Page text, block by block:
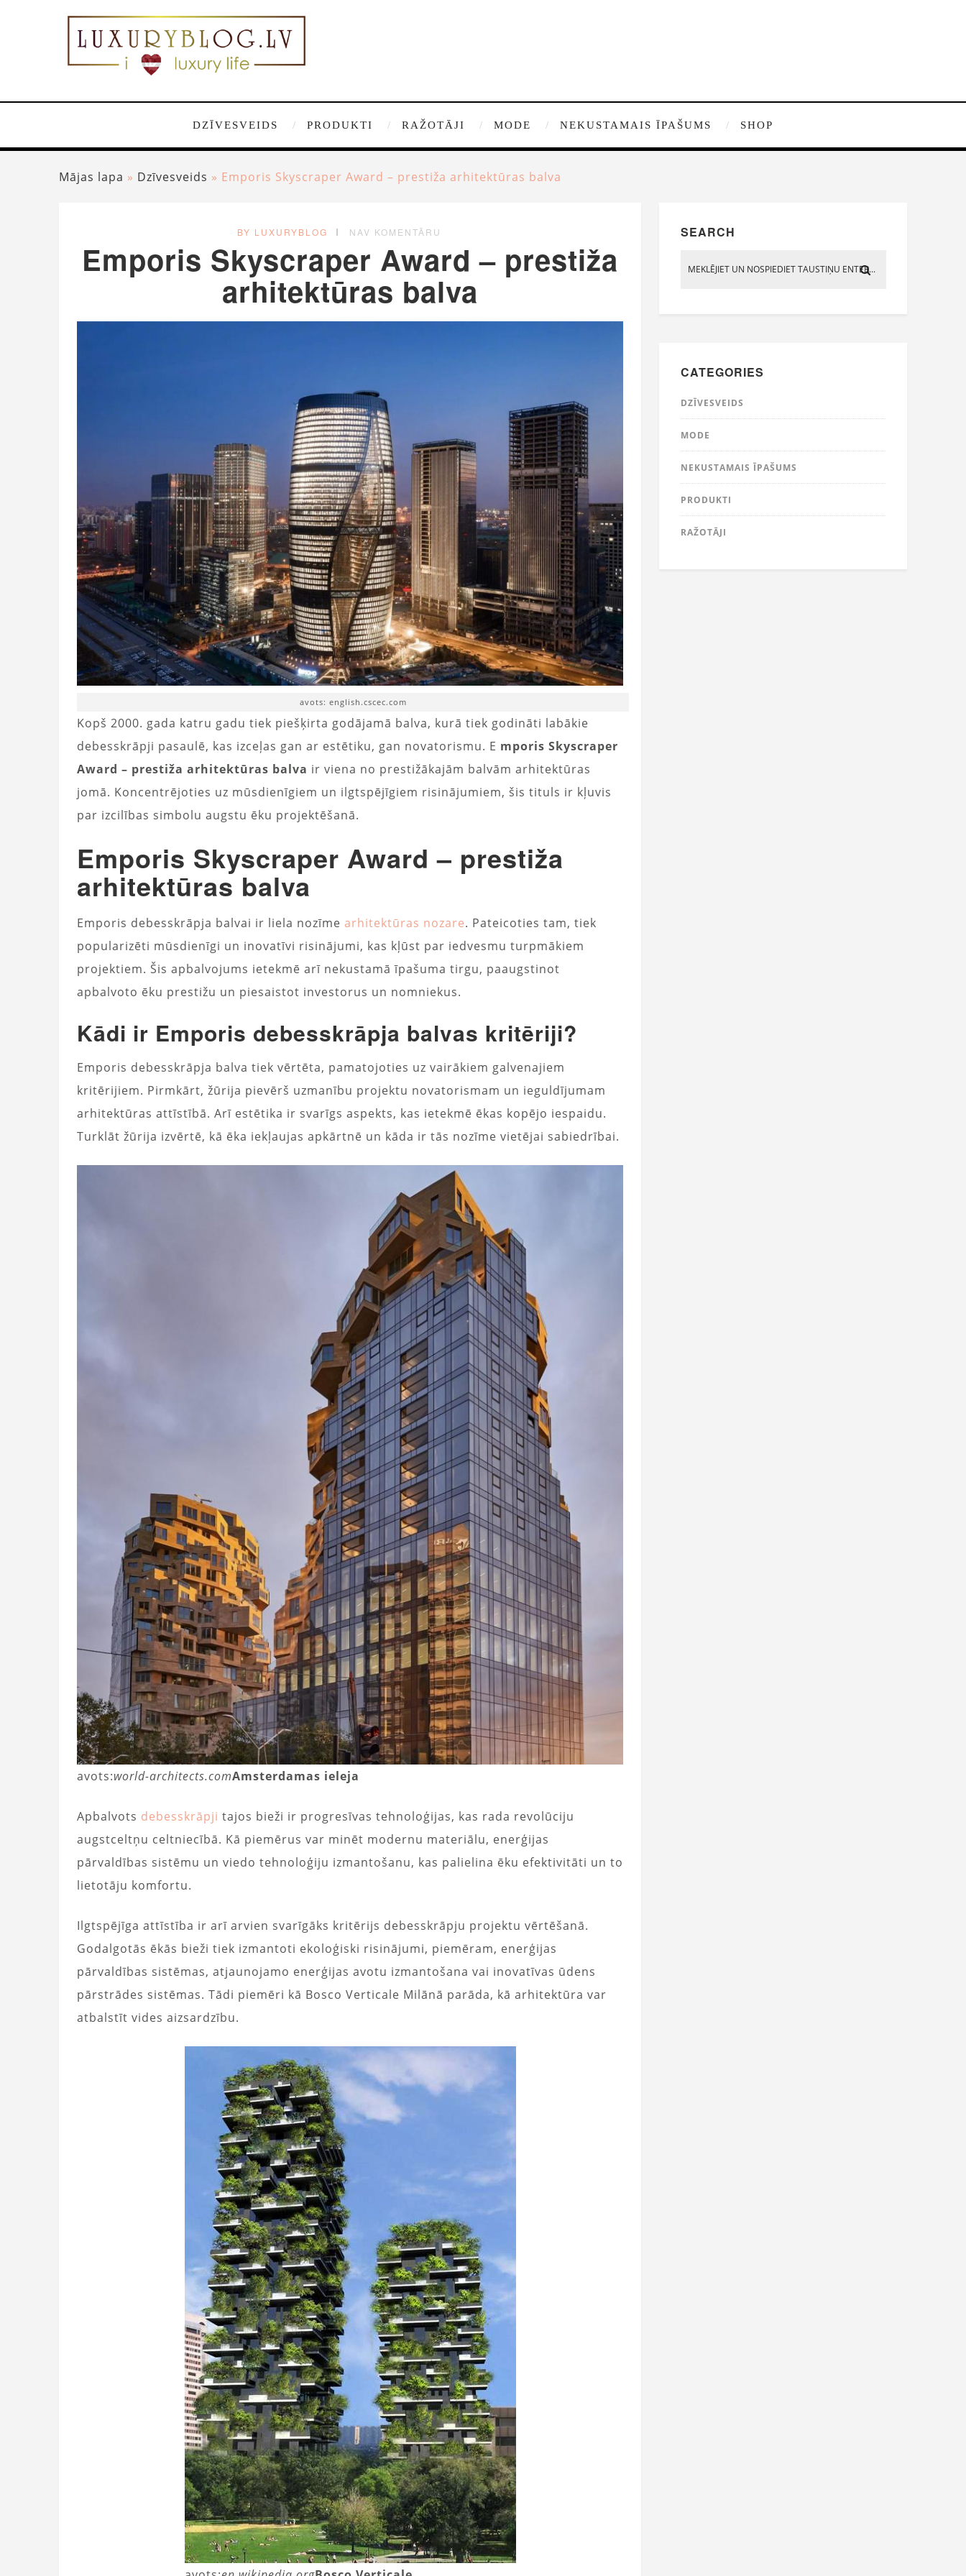
DZĪVESVEIDS PRODUKTI RAŽOTĀJI MODE NEKUSTAMAIS ĪPAŠUMS SHOP
Mājas lapa » Dzīvesveids » Emporis Skyscraper Award – prestiža arhitektūras balva
BY LUXURYBLOG NAV KOMENTĀRU
Emporis Skyscraper Award – prestiža
arhitektūras balva
avots: english.cscec.com
Kopš 2000. gada katru gadu tiek piešķirta godājamā balva, kurā tiek godināti labākie
debesskrāpji pasaulē, kas izceļas gan ar estētiku, gan novatorismu. E mporis Skyscraper
Award – prestiža arhitektūras balva ir viena no prestižākajām balvām arhitektūras
jomā. Koncentrējoties uz mūsdienīgiem un ilgtspējīgiem risinājumiem, šis tituls ir kļuvis
par izcilības simbolu augstu ēku projektēšanā.
Emporis Skyscraper Award – prestiža
arhitektūras balva
Emporis debesskrāpja balvai ir liela nozīme arhitektūras nozare. Pateicoties tam, tiek
popularizēti mūsdienīgi un inovatīvi risinājumi, kas kļūst par iedvesmu turpmākiem
projektiem. Šis apbalvojums ietekmē arī nekustamā īpašuma tirgu, paaugstinot
apbalvoto ēku prestižu un piesaistot investorus un nomniekus.
Kādi ir Emporis debesskrāpja balvas kritēriji?
Emporis debesskrāpja balva tiek vērtēta, pamatojoties uz vairākiem galvenajiem
kritērijiem. Pirmkārt, žūrija pievērš uzmanību projektu novatorismam un ieguldījumam
arhitektūras attīstībā. Arī estētika ir svarīgs aspekts, kas ietekmē ēkas kopējo iespaidu.
Turklāt žūrija izvērtē, kā ēka iekļaujas apkārtnē un kāda ir tās nozīme vietējai sabiedrībai.
avots:world-architects.comAmsterdamas ieleja
Apbalvots debesskrāpji tajos bieži ir progresīvas tehnoloģijas, kas rada revolūciju
augstceltņu celtniecībā. Kā piemērus var minēt modernu materiālu, enerģijas
pārvaldības sistēmu un viedo tehnoloģiju izmantošanu, kas palielina ēku efektivitāti un to
lietotāju komfortu.
Ilgtspējīga attīstība ir arī arvien svarīgāks kritērijs debesskrāpju projektu vērtēšanā.
Godalgotās ēkās bieži tiek izmantoti ekoloģiski risinājumi, piemēram, enerģijas
pārvaldības sistēmas, atjaunojamo enerģijas avotu izmantošana vai inovatīvas ūdens
pārstrādes sistēmas. Tādi piemēri kā Bosco Verticale Milānā parāda, kā arhitektūra var
atbalstīt vides aizsardzību.
SEARCH
CATEGORIES
DZĪVESVEIDS
MODE
NEKUSTAMAIS ĪPAŠUMS
PRODUKTI
RAŽOTĀJI